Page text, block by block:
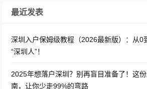
最近发表
深圳入户保姆级教程（2026最新版）：从0
“深圳人”！
2025年想落户深圳？别再盲目准备了！这
南，让你少走99%的弯路